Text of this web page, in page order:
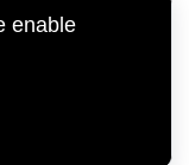
enable